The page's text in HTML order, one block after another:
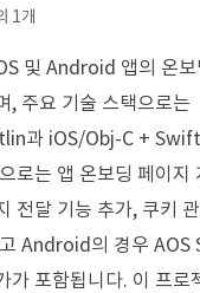
1개
및 Android 앱의 온
, 주요 기술 스택으로는
과 iOS/Obj-C + Swift
로는 앱 온보딩 페이지
전달 기능 추가, 쿠키
Android의 경우 AOS
가 포함됩니다. 이 프로